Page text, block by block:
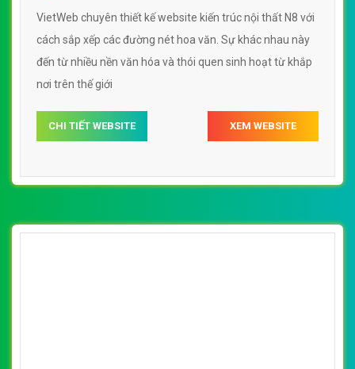
VietWeb chuyên thiết kế website kiến trúc nội thất N8 với
cách sắp xếp các đường nét hoa văn. Sự khác nhau này
đến từ nhiều nền văn hóa và thói quen sinh hoạt từ khắp
nơi trên thế giới
CHI TIẾT WEBSITE XEM WEBSITE